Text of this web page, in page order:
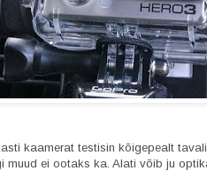
kaamerat testisin kõigepealt
muud ei ootaks ka. Alati võib ju